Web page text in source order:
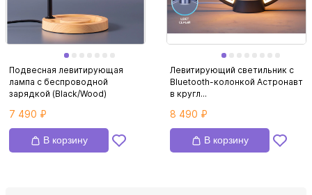
Подвесная левитирующая
лампа с беспроводной
зарядкой (Black/Wood)
7 490 ₽
В корзину
Левитирующий светильник с
Bluetooth-колонкой Астронавт
в кругл...
8 490 ₽
В корзину